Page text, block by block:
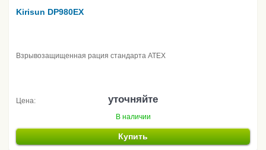
Kirisun DP980EX
Взрывозащищенная рация стандарта ATEX
Цена: уточняйте
В наличии
Купить